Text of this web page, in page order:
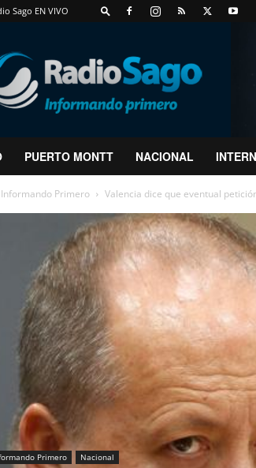
Sago EN VIVO
RadioSago
PUERTO MONTT NACIONAL
Informando Primero Valencia dice que eventual
Primero Nacional